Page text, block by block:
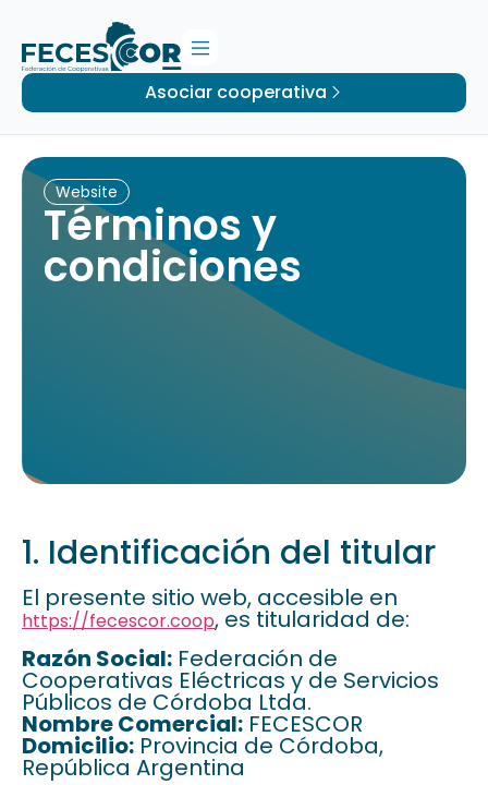
Asociar cooperativa
Website
Términos y
condiciones
1. Identificación del titular
El presente sitio web, accesible en
https://fecescor.coop, es titularidad de:
Razón Social: Federación de
Cooperativas Eléctricas y de Servicios
Públicos de Córdoba Ltda.
Nombre Comercial: FECESCOR
Domicilio: Provincia de Córdoba,
República Argentina